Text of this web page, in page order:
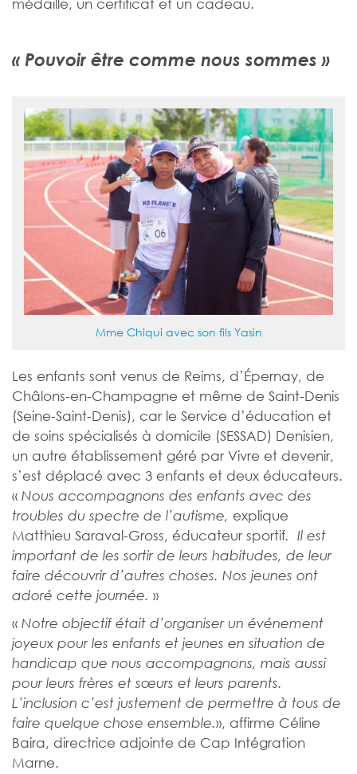
« Pouvoir être comme nous sommes »
Mme Chiqui avec son fils Yasin
Les enfants sont venus de Reims, d’Épernay, de
Châlons-en-Champagne et même de Saint-Denis
(Seine-Saint-Denis), car le Service d’éducation et
de soins spécialisés à domicile (SESSAD) Denisien,
un autre établissement géré par Vivre et devenir,
s’est déplacé avec 3 enfants et deux éducateurs.
« Nous accompagnons des enfants avec des
troubles du spectre de l’autisme, explique
Matthieu Saraval-Gross, éducateur sportif. Il est
important de les sortir de leurs habitudes, de leur
faire découvrir d’autres choses. Nos jeunes ont
adoré cette journée. »
« Notre objectif était d’organiser un événement
joyeux pour les enfants et jeunes en situation de
handicap que nous accompagnons, mais aussi
pour leurs frères et sœurs et leurs parents.
L’inclusion c’est justement de permettre à tous de
faire quelque chose ensemble.», affirme Céline
Baira, directrice adjointe de Cap Intégration
Marne.